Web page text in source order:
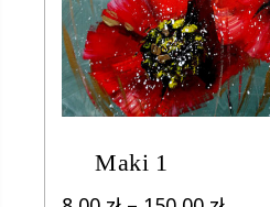
Maki 1